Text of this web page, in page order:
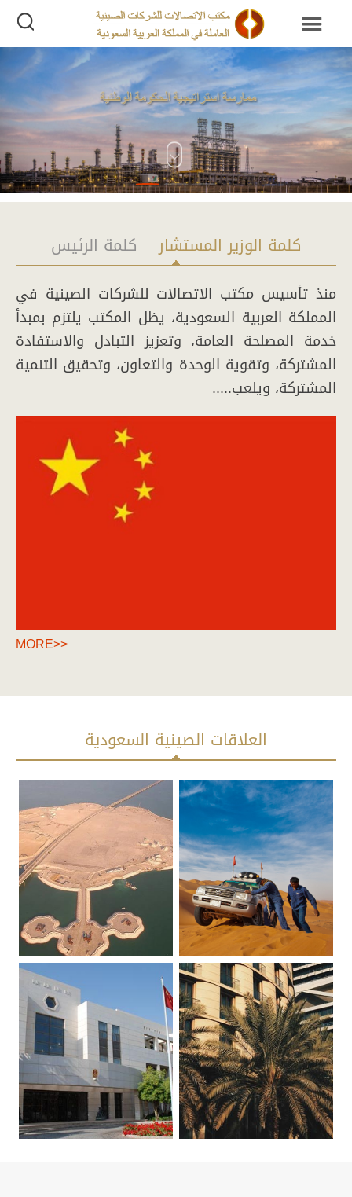
كلمة الوزير المستشار كلمة الرئيس
منذ تأسيس مكتب الاتصالات للشركات الصينية في
المملكة العربية السعودية، يظل المكتب يلتزم بمبدأ
خدمة المصلحة العامة، وتعزيز التبادل والاستفادة
المشتركة، وتقوية الوحدة والتعاون، وتحقيق التنمية
المشتركة، ويلعب.....
MORE>>
العلاقات الصينية السعودية